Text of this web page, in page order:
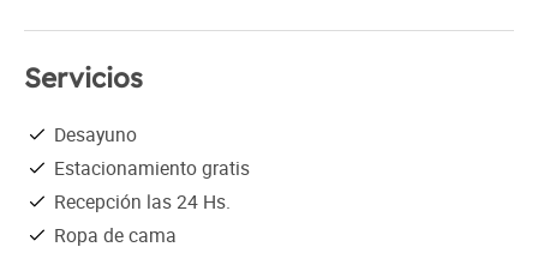
Servicios
Desayuno
Estacionamiento gratis
Recepción las 24 Hs.
Ropa de cama